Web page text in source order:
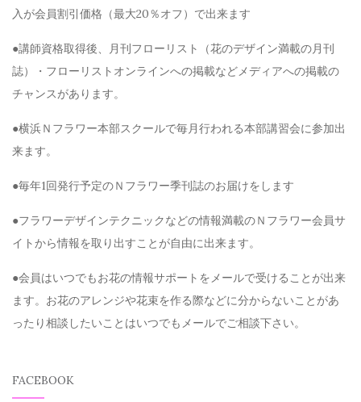
入が会員割引価格（最大20％オフ）で出来ます
●講師資格取得後、月刊フローリスト（花のデザイン満載の月刊
誌）・フローリストオンラインへの掲載などメディアへの掲載の
チャンスがあります。
●横浜Ｎフラワー本部スクールで毎月行われる本部講習会に参加出
来ます。
●毎年1回発行予定のＮフラワー季刊誌のお届けをします
●フラワーデザインテクニックなどの情報満載のＮフラワー会員サ
イトから情報を取り出すことが自由に出来ます。
●会員はいつでもお花の情報サポートをメールで受けることが出来
ます。お花のアレンジや花束を作る際などに分からないことがあ
ったり相談したいことはいつでもメールでご相談下さい。
FACEBOOK